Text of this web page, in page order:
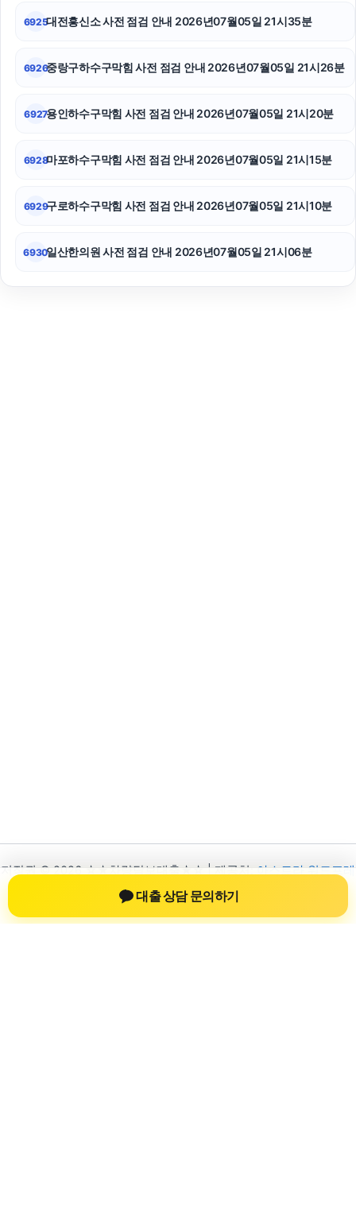
6925대전흥신소 사전 점검 안내 2026년07월05일 21시35분
6926중랑구하수구막힘 사전 점검 안내 2026년07월05일 21시26분
6927용인하수구막힘 사전 점검 안내 2026년07월05일 21시20분
6928마포하수구막힘 사전 점검 안내 2026년07월05일 21시15분
6929구로하수구막힘 사전 점검 안내 2026년07월05일 21시10분
6930일산한의원 사전 점검 안내 2026년07월05일 21시06분
저작권 © 2026 ☆★차량담보대출★☆ | 제공처:
아스트라 워드프레
스 테마
대출 상담 문의하기